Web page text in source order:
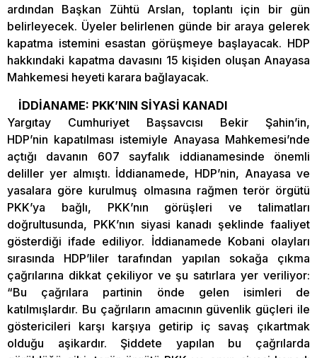
ardından Başkan Zühtü Arslan, toplantı için bir gün
belirleyecek. Üyeler belirlenen günde bir araya gelerek
kapatma istemini esastan görüşmeye başlayacak. HDP
hakkındaki kapatma davasını 15 kişiden oluşan Anayasa
Mahkemesi heyeti karara bağlayacak.
İDDİANAME: PKK’NIN SİYASİ KANADI
Yargıtay Cumhuriyet Başsavcısı Bekir Şahin’in,
HDP’nin kapatılması istemiyle Anayasa Mahkemesi’nde
açtığı davanın 607 sayfalık iddianamesinde önemli
deliller yer almıştı. İddianamede, HDP’nin, Anayasa ve
yasalara göre kurulmuş olmasına rağmen terör örgütü
PKK’ya bağlı, PKK’nın görüşleri ve talimatları
doğrultusunda, PKK’nın siyasi kanadı şeklinde faaliyet
gösterdiği ifade ediliyor. İddianamede Kobani olayları
sırasında HDP’liler tarafından yapılan sokağa çıkma
çağrılarına dikkat çekiliyor ve şu satırlara yer veriliyor:
“Bu çağrılara partinin önde gelen isimleri de
katılmışlardır. Bu çağrıların amacının güvenlik güçleri ile
göstericileri karşı karşıya getirip iç savaş çıkartmak
olduğu aşikardır. Şiddete yapılan bu çağrılarda